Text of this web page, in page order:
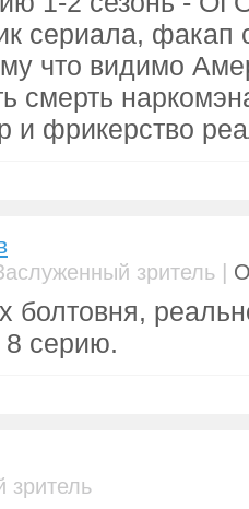
сериала,
что видимо
смерть
и фрикерство
зритель |
болтовня,
8 серию.
зритель